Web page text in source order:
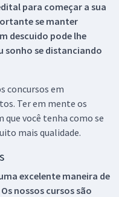
para começar a sua
se manter
descuido pode lhe
sonho se distanciando
concursos em
Ter em mente os
que você tenha como se
mais qualidade.
excelente maneira de
nossos cursos são